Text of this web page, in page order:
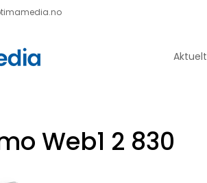
Aktuelt
Web1 2 830